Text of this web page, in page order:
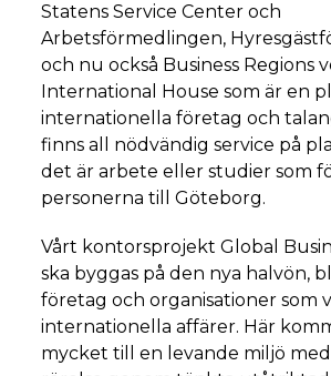
Statens Service Center och
Arbetsförmedlingen,
och nu också Business Regions
International House som är en
internationella företag och
finns all nödvändig service på
det är arbete eller studier som
personerna till Göteborg.
Vårt kontorsprojekt Global
ska byggas på den nya halvön,
företag och organisationer som
internationella affärer. Här
mycket till en levande miljö